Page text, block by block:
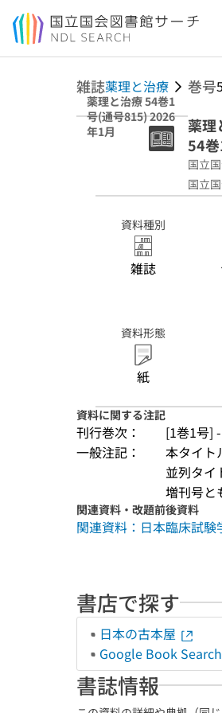
本文へ移動
雑誌薬理と治療 巻号
薬理と治療 54巻1
号(通号815) 2026
年1月
薬
54
国立
国立
資料種別
雑誌
資料形態
紙
資料に関する注記
刊行巻次：
[1巻1号] -
一般注記：
本タイト
並列タ
増刊号と
関連資料・改題前後資料
関連資料：日本臨床試
書店で探す
日本の古本屋
Google Book Search
書誌情報